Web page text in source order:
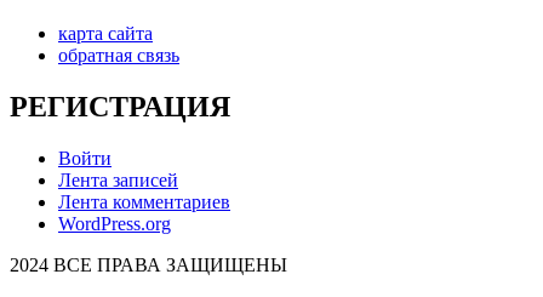
карта сайта
обратная связь
РЕГИСТРАЦИЯ
Войти
Лента записей
Лента комментариев
WordPress.org
2024 ВСЕ ПРАВА ЗАЩИЩЕНЫ